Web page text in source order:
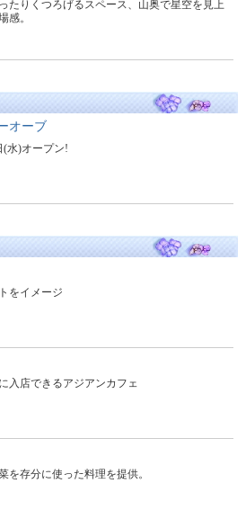
たりくつろげるスペース、山奥で星空を見上
感。
オーブ
(水)オープン!
をイメージ
入店できるアジアンカフェ
を存分に使った料理を提供。